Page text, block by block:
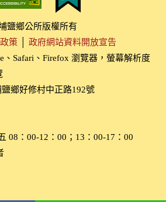
鹽鄉公所版權所有
策
政府網站資料開放宣告
、Safari、Firefox 瀏覽器，螢幕解析度
鄉好修村中正路192號
08：00-12：00；13：00-17：00